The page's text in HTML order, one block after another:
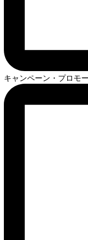
キャンペーン・プロモ